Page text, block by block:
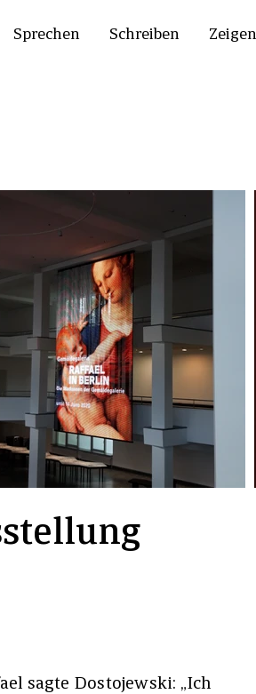
Sprechen Schreiben Zeigen
sagte Dostojewski: „Ich